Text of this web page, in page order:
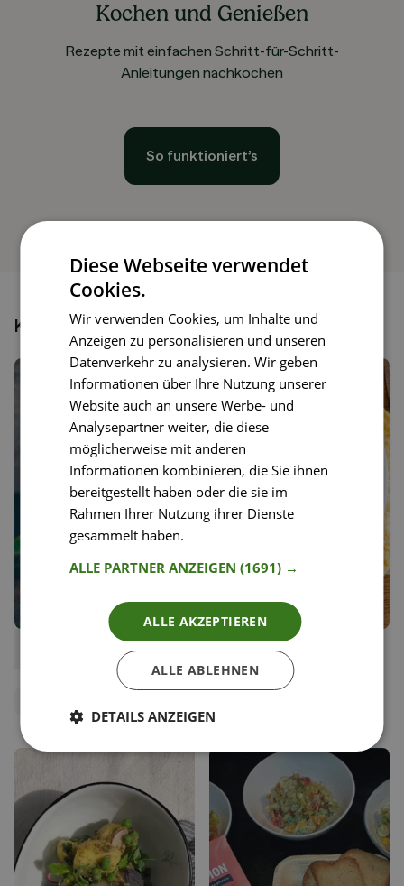
Kochen und Genießen
Rezepte mit einfachen Schritt-für-Schritt-
Anleitungen nachkochen
So funktioniert’s
Könnte dir auch gefallen
Speichern
Saftige, vegane Double
Chocolate Muffins
Redaktionsteam
20
Speichern
Kürbissuppe
Kerstin Ransauer
Diese Webseite verwendet
Cookies.
Wir verwenden Cookies, um Inhalte und
Anzeigen zu personalisieren und unseren
Datenverkehr zu analysieren. Wir geben
Informationen über Ihre Nutzung unserer
Website auch an unsere Werbe- und
Analysepartner weiter, die diese
möglicherweise mit anderen
Informationen kombinieren, die Sie ihnen
bereitgestellt haben oder die sie im
Rahmen Ihrer Nutzung ihrer Dienste
gesammelt haben.
ALLE PARTNER ANZEIGEN(1691) →
ALLE AKZEPTIEREN
ALLE ABLEHNEN
DETAILS ANZEIGEN